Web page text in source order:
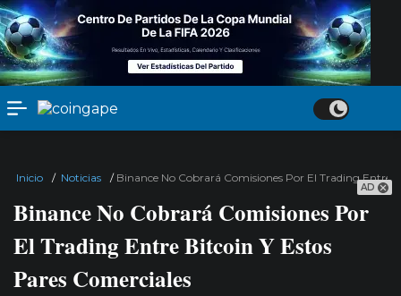
AD
Inicio / Noticias / Binance No Cobrará Comisiones Por El Trading Entre
Binance No Cobrará Comisiones Por
El Trading Entre Bitcoin Y Estos
Pares Comerciales